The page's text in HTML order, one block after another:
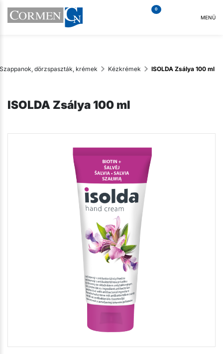
0
MENÜ
Szappanok, dörzspaszták, krémek Kézkrémek ISOLDA Zsálya 100 ml
ISOLDA Zsálya 100 ml